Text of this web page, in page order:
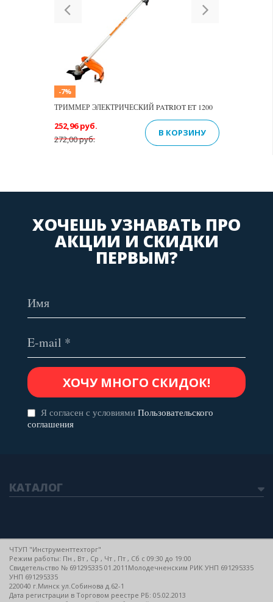
Previous
-7%
ТРИММЕР ЭЛЕКТРИЧЕСКИЙ PATRIOT ET 1200
272,00 руб.
252,96 руб.
В КОРЗИНУ
ХОЧЕШЬ УЗНАВАТЬ ПРО
АКЦИИ И СКИДКИ
ПЕРВЫМ?
Я согласен с условиями Пользовательского
соглашения
КАТАЛОГ
ЧТУП "Инструменттехторг"
Режим работы: Пн , Вт , Ср , Чт , Пт , Сб c 09:30 до 19:00
Свидетельство № 691295335 01.2011Молодечненским РИК УНП 691295335
УНП 691295335
220040 г.Минск ул.Собинова д.62-1
Дата регистрации в Торговом реестре РБ: 05.02.2013